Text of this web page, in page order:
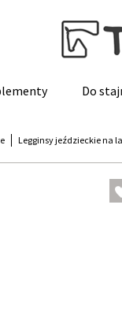
Do
Legginsy jeździeckie na